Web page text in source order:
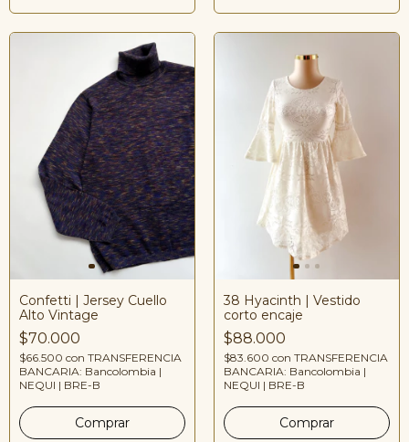
Confetti | Jersey Cuello
Alto Vintage
$70.000
$66.500 con TRANSFERENCIA
BANCARIA: Bancolombia |
NEQUI | BRE-B
38 Hyacinth | Vestido
corto encaje
$88.000
$83.600 con TRANSFERENCIA
BANCARIA: Bancolombia |
NEQUI | BRE-B